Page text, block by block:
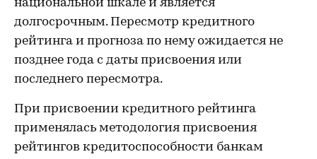
национальной шкале и является
долгосрочным. Пересмотр кредитного
рейтинга и прогноза по нему ожидается не
позднее года с даты присвоения или
последнего пересмотра.
При присвоении кредитного рейтинга
применялась методология присвоения
рейтингов кредитоспособности банкам